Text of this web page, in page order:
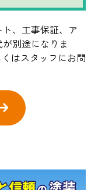
、工事保証、ア
別途になりま
はスタッフにお問